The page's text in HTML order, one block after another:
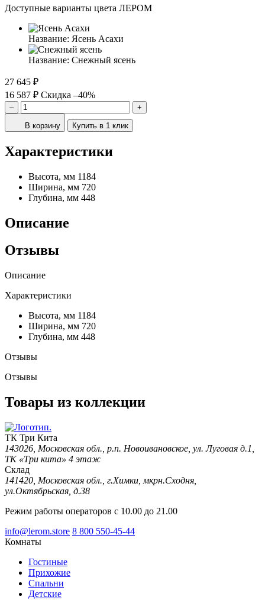
Доступные варианты цвета ЛЕРОМ
Название: Ясень Асахи
Название: Снежный ясень
27 645 ₽
16 587 ₽ Скидка –40%
– +
В корзину Купить в 1 клик
Характеристики
Высота, мм 1184
Ширина, мм 720
Глубина, мм 448
Описание
Отзывы
Описание
Характеристики
Высота, мм 1184
Ширина, мм 720
Глубина, мм 448
Отзывы
Отзывы
Товары из коллекции
ТК Три Кита
143026, Московская обл., р.п. Новоивановское, ул. Луговая д.1,
ТК «Три кита» 4 этаж
Склад
141420, Московская обл., г.Химки, мкрн.Сходня,
ул.Октябрьская, д.38
Режим работы операторов с 10.00 до 21.00
info@lerom.store 8 800 550-45-44
Комнаты
Гостиные
Прихожие
Спальни
Детские